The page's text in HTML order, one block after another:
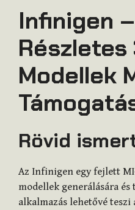
Infinigen
Részletes
Modellek
Rövid
Az Infinigen egy fejlett
modellek generálására és
alkalmazás lehetővé teszi